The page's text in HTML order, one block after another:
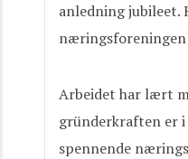
anledning jubileet.
Arbeidet har lært
gründerkraften er i
spennende